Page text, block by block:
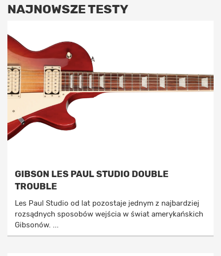
NAJNOWSZE TESTY
GIBSON LES PAUL STUDIO DOUBLE
TROUBLE
Les Paul Studio od lat pozostaje jednym z najbardziej
rozsądnych sposobów wejścia w świat amerykańskich
Gibsonów. ...